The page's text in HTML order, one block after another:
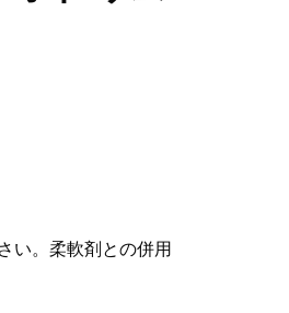
い。柔軟剤との併用